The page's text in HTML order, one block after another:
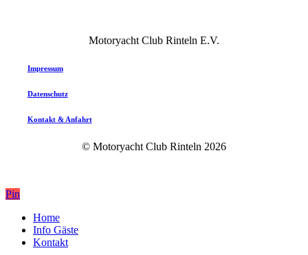
Motoryacht Club Rinteln E.V.
Impressum
Datenschutz
Kontakt & Anfahrt
© Motoryacht Club Rinteln 2026
Pin
Close
Menu
Home
Info Gäste
Kontakt